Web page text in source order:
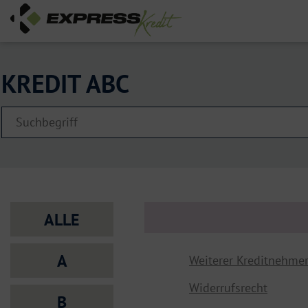
KREDIT ABC
ALLE
A
B
Weiterer Kreditnehmer
Widerrufsrecht